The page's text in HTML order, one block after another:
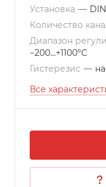
Установка —
Количество
Диапазон
−200…+1100°С
Гистерезис —
Все